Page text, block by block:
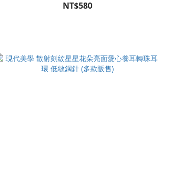
NT$580